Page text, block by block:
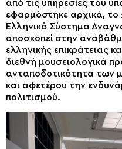
από τις υπηρεσίες του
εφαρμόστηκε αρχικά, το
Ελληνικό Σύστημα
αποσκοπεί στην
ελληνικής επικράτειας
διεθνή μουσειολογικά
ανταποδοτικότητα των
και αφετέρου την
πολιτισμού.